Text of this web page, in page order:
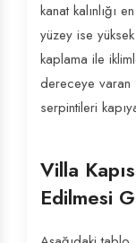
kanat kalınlığı
yüzey ise
kaplama ile
dereceye varan
serpintileri
Villa
Edilmesi